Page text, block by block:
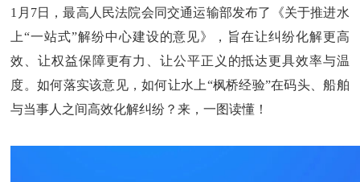
1月7日，最高人民法院会同交通运输部发布了《关于推进水
上“一站式”解纷中心建设的意见》，旨在让纠纷化解更高
效、让权益保障更有力、让公平正义的抵达更具效率与温
度。如何落实该意见，如何让水上“枫桥经验”在码头、船舶
与当事人之间高效化解纠纷？来，一图读懂！